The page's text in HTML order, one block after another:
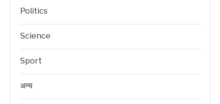
Politics
Science
Sport
अन्य